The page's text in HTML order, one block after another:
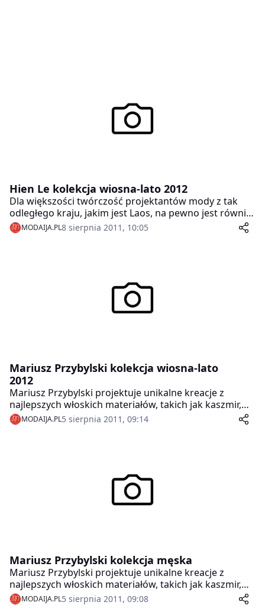
Hien Le kolekcja wiosna-lato 2012
Dla większości twórczość projektantów mody z tak
odległego kraju, jakim jest Laos, na pewno jest równie
egzotyczna, co nieznana. Z tym większą przyjemnością
prezentujemy fotorelację z pokazu niezwykle barwnej,
MODAIJA.PL8 sierpnia 2011, 10:05
Mariusz Przybylski kolekcja wiosna-lato
2012
Mariusz Przybylski projektuje unikalne kreacje z
najlepszych włoskich materiałów, takich jak kaszmir,
wełna, skóra i jedwab. Inspiracją dla projektanta jest
literatura, egzotyczne podróże i miejsca oraz rebelia
MODAIJA.PL5 sierpnia 2011, 09:14
Mariusz Przybylski kolekcja męska
Mariusz Przybylski projektuje unikalne kreacje z
najlepszych włoskich materiałów, takich jak kaszmir,
wełna, skóra i jedwab. Inspiracją dla projektanta jest
literatura, egzotyczne podróże i miejsca oraz rebelia
MODAIJA.PL5 sierpnia 2011, 09:08